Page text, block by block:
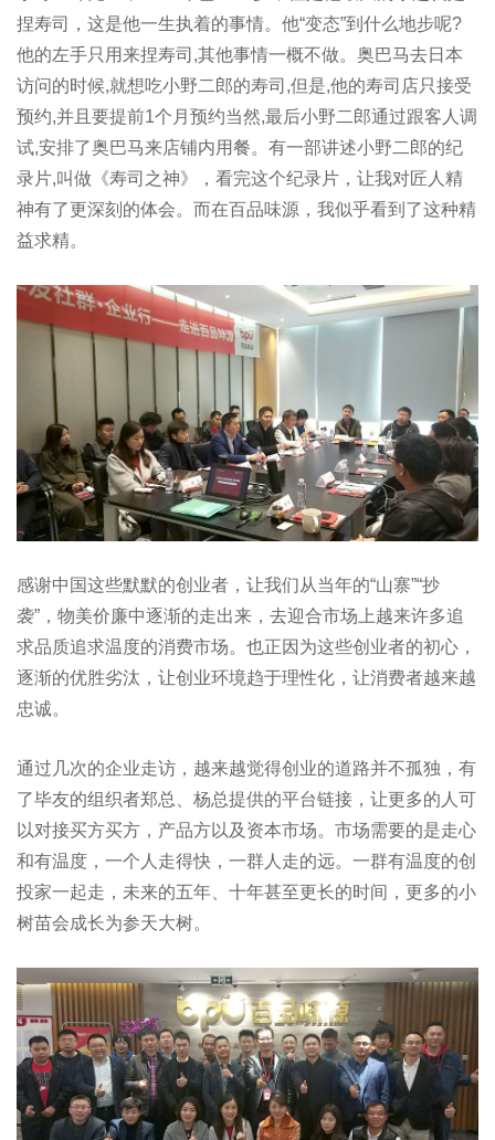
捏寿司，这是他一生执着的事情。他“变态”到什么地步呢?
他的左手只用来捏寿司,其他事情一概不做。奥巴马去日本
访问的时候,就想吃小野二郎的寿司,但是,他的寿司店只接受
预约,并且要提前1个月预约当然,最后小野二郎通过跟客人调
试,安排了奥巴马来店铺内用餐。有一部讲述小野二郎的纪
录片,叫做《寿司之神》，看完这个纪录片，让我对匠人精
神有了更深刻的体会。而在百品味源，我似乎看到了这种精
益求精。
感谢中国这些默默的创业者，让我们从当年的“山寨”“抄
袭”，物美价廉中逐渐的走出来，去迎合市场上越来许多追
求品质追求温度的消费市场。也正因为这些创业者的初心，
逐渐的优胜劣汰，让创业环境趋于理性化，让消费者越来越
忠诚。
通过几次的企业走访，越来越觉得创业的道路并不孤独，有
了毕友的组织者郑总、杨总提供的平台链接，让更多的人可
以对接买方买方，产品方以及资本市场。市场需要的是走心
和有温度，一个人走得快，一群人走的远。一群有温度的创
投家一起走，未来的五年、十年甚至更长的时间，更多的小
树苗会成长为参天大树。